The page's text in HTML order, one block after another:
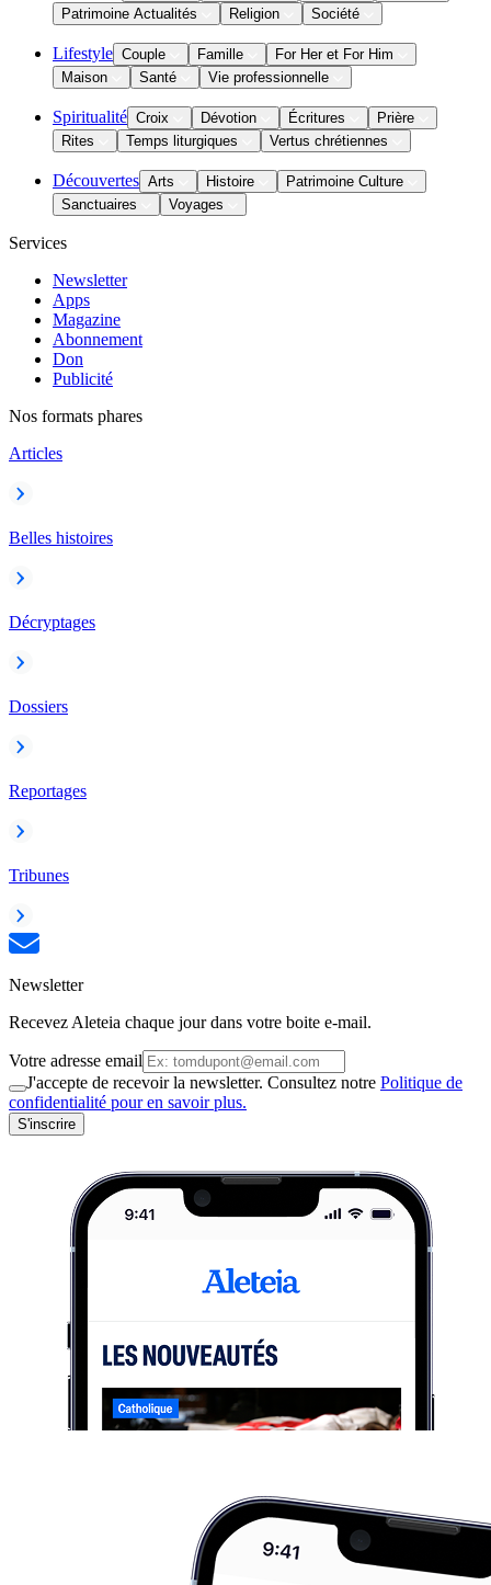
Patrimoine Actualités
Religion Société
Lifestyle Couple Famille
For Her et For Him
Maison
Santé Vie professionnelle
Spiritualité Croix Dévotion Écritures
Prière
Rites
Temps liturgiques Vertus chrétiennes
Découvertes Arts Histoire
Patrimoine Culture
Sanctuaires
Voyages
Services
Newsletter
Apps
Magazine
Abonnement
Don
Publicité
Nos formats phares
Articles
Belles histoires
Décryptages
Dossiers
Reportages
Tribunes
Newsletter
Recevez Aleteia chaque jour dans votre boite e-mail.
Votre adresse email
J'accepte de recevoir la newsletter. Consultez notre Politique de
confidentialité pour en savoir plus.
S'inscrire